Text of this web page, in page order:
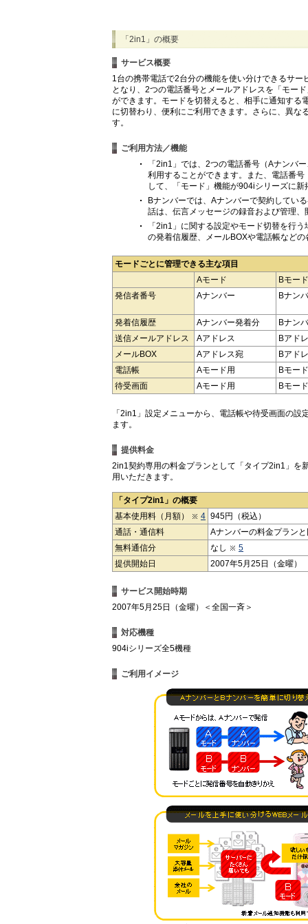
「2in1」の概要
サービス概要
1台の携帯電話で2台分の機能を使い分けできるサ
となり、2つの電話番号とメールアドレスを「モー
ができます。モードを切替えると、相手に通知する
に切替わり、便利にご利用できます。さらに、異
す。
ご利用方法／機能
「2in1」では、2つの電話番号（Aナンバ
利用することができます。また、電話番
して、「モード」機能が904iシリーズに
Bナンバーでは、Aナンバーで契約してい
話は、伝言メッセージの録音および管理
「2in1」に関する設定やモード切替を行
の発着信履歴、メールBOXや電話帳など
モードごとに管理できる主な項目
Aモード
Bモード
発信者番号
Aナンバー Bナン
発着信履歴 Aナンバー発着分
Bナン
送信メールアドレス
Aアドレス
Bアド
メールBOX
Aアドレス宛
Bアド
電話帳
Aモード用
Bモー
待受画面
Aモード用 Bモー
「2in1」設定メニューから、電話帳や待受画面の
ます。
提供料金
2in1契約専用の料金プランとして「タイプ2in1」を
用いただきます。
「タイプ2in1」の概要
基本使用料（月額）
4 945円（税込）
通話・通信料
Aナンバーの料金プラン
無料通信分
なし
5
提供開始日
2007年5月25日（金曜）
サービス開始時期
2007年5月25日（金曜）＜全国一斉＞
対応機種
904iシリーズ全5機種
ご利用イメージ